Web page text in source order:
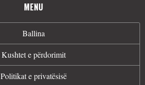
MENU
Ballina
Kushtet e përdorimit
Politikat e privatësisë